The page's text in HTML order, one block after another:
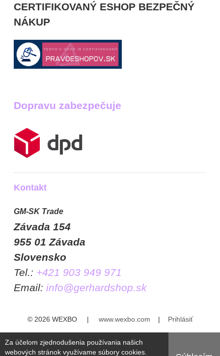
CERTIFIKOVANÝ ESHOP BEZPEČNÝ
NÁKUP
Dopravu zabezpečuje
Kontakt
GM-SK Trade
Závada 154
955 01 Závada
Slovensko
Tel.: +421 903 949 971
Email: info@gerhardshop.sk
© 2026 WEXBO | www.wexbo.com | Prihlásiť
Za účelom zjednodušenia používania našich
webových stránok využívame súbory cookies.